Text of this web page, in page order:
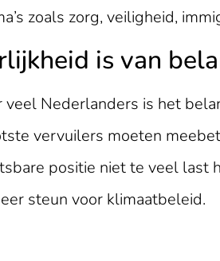
zoals zorg, veiligheid,
is van
veel Nederlanders is het
vervuilers moeten
positie niet te veel last
steun voor klimaatbeleid.